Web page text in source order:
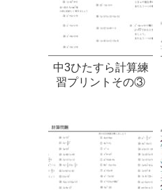
中3ひたすら計算練
習プリントその③